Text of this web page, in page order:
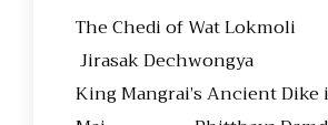
The Chedi of Wat
Jirasak Dechwongya
King Mangrai’s Ancient Dike